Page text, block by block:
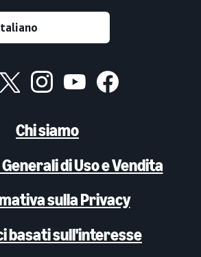
Chi siamo
di Uso e Vendita
sulla Privacy
basati sull'interesse